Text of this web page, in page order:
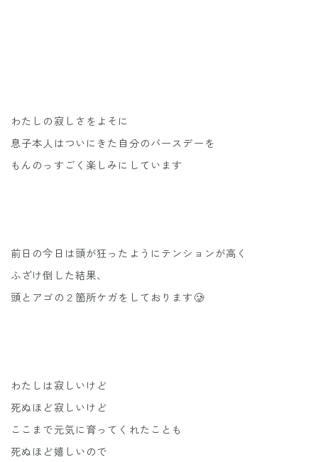
わたしの寂しさをよそに
息子本人はついにきた自分のバースデーを
もんのっすごく楽しみにしています
前日の今日は頭が狂ったようにテンションが高く
ふざけ倒した結果、
頭とアゴの２箇所ケガをしております🥲
わたしは寂しいけど
死ぬほど寂しいけど
ここまで元気に育ってくれたことも
死ぬほど嬉しいので